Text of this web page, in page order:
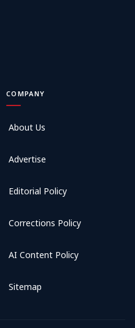
COMPANY
About Us
Advertise
Editorial Policy
Corrections Policy
AI Content Policy
Sitemap